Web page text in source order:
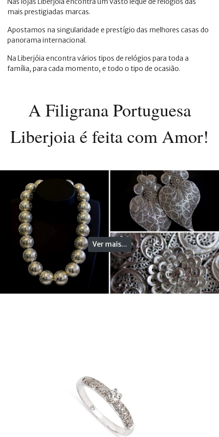
mais prestigiadas marcas.
Apostamos na singularidade e prestígio das melhores casas do
panorama internacional.
Na Liberjóia encontra vários tipos de relógios para toda a
família, para cada momento, e todo o tipo de ocasião.
A Filigrana Portuguesa
Liberjoia é feita com Amor!
Ver mais...